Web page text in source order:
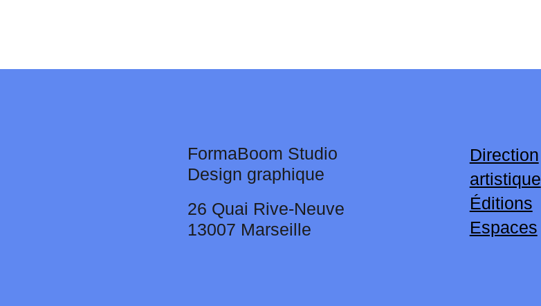
FormaBoom Studio
Design graphique
26 Quai Rive-Neuve
13007 Marseille
Direction
artistique
Éditions
Espaces